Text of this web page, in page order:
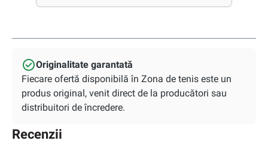
Originalitate garantată
Fiecare ofertă disponibilă în Zona de tenis este un
produs original, venit direct de la producători sau
distribuitori de încredere.
Recenzii